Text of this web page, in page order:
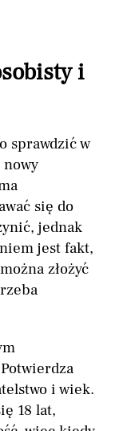
i
sprawdzić w
się do
jednak
jest fakt,
złożyć
i wiek.
18 lat,